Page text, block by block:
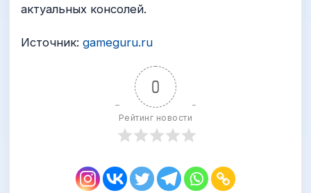
актуальных консолей.
Источник: gameguru.ru
0
Рейтинг новости